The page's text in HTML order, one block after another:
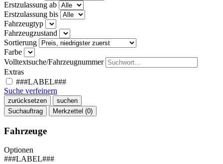
Erstzulassung ab
Erstzulassung bis
Fahrzeugtyp
Fahrzeugzustand
Sortierung
Farbe
Volltextsuche/Fahrzeugnummer
Extras
###LABEL###
Suche verfeinern
zurücksetzen
suchen
Suchauftrag
Merkzettel (0)
Fahrzeuge
Optionen
###LABEL###